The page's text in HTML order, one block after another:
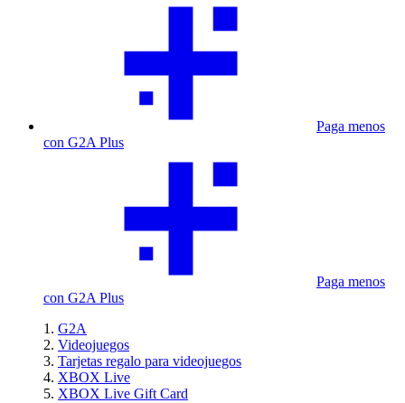
Paga menos
con G2A Plus
Paga menos
con G2A Plus
G2A
Videojuegos
Tarjetas regalo para videojuegos
XBOX Live
XBOX Live Gift Card